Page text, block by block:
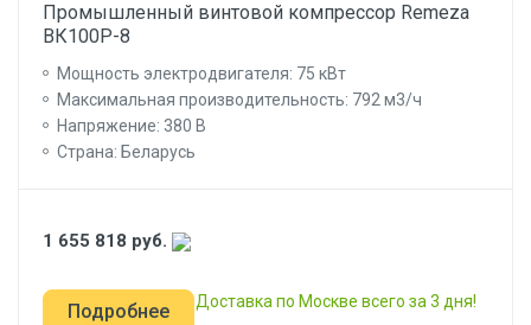
Промышленный винтовой компрессор Remeza
ВК100Р-8
Мощность электродвигателя: 75 кВт
Максимальная производительность: 792 м3/ч
Напряжение: 380 В
Страна: Беларусь
1 655 818 руб.
Подробнее Доставка по Москве всего за 3 дня!